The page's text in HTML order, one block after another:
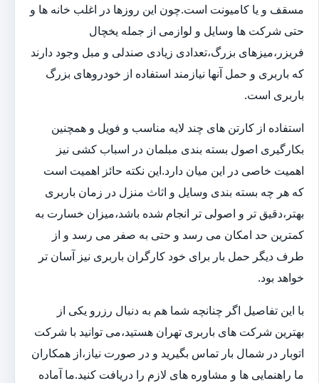
مسقف و یا کامیونت است.چون این روزها در اغلب خانه ها و
حتی شرکت ها وسایل و لوازمی از جمله یخچال
فریزر،میزهای بزرگ،تعدادی زیادی صندلی و مبل وجود دارند
که باربری و حمل آنها نیازمند استفاده از خودروهای بزرگ
باربری است.
استفاده از کارتن های چند لایه مناسب و فویل و همچنین
بکارگیری اصول بسته بندی مبلمان در اسباب کشی نیز
اهمیت خاصی در این میان دارد.این نکته حائز اهمیت است
که هر چه بسته بندی وسایل و اثاث منزل در زمان باربری
بهتر،دقیق تر و اصولی تر انجام شده باشد،میزان خسارت به
کمترین حد امکان می رسد و حتی به صفر می رسد و از
طرف دیگر حمل بار برای خود کارگران باربری نیز آسان تر
خواهد بود.
با این تفاصیل اگر چنانچه شما هم به دنبال رزرو یکی از
بهترین شرکت های باربری تهران هستید،می توانید با شرکت
اتوبار در شمال بار تماس بگیرید و در صورت نیاز،از همکاران
ما راهنمایی ها و مشاوره های لازم را دریافت کنید.ما آماده